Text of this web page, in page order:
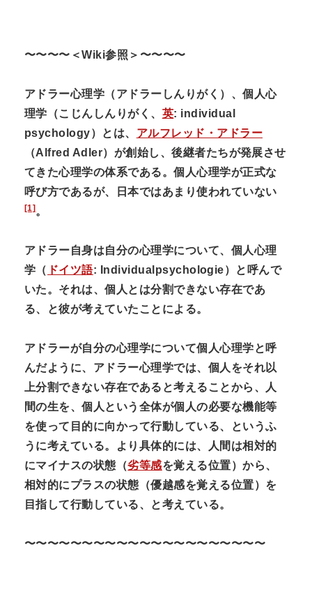
〜〜〜〜＜Wiki参照＞〜〜〜〜
アドラー心理学 （アドラーしんりがく）、個人心
理学 （こじんしんりがく、 英: individual
psychology）とは、 アルフレッド・アドラー
（Alfred Adler）が創始し、後継者たちが発展させ
てきた心理学の体系である。個人心理学が正式な
呼び方であるが、日本ではあまり使われていない
[1]。
アドラー自身は自分の心理学について、個人心理
学（ ドイツ語:
Individualpsychologie）と呼んで
いた。それは、個人とは分割できない存在であ
る、と彼が考えていたことによる。
アドラーが自分の心理学について個人心理学と呼
んだように、アドラー心理学では、個人をそれ以
上分割できない存在であると考えることから、人
間の生を、個人という全体が個人の必要な機能等
を使って目的に向かって行動している、というふ
うに考えている。より具体的には、人間は相対的
にマイナスの状態（劣等感を覚える位置）から、
相対的にプラスの状態（優越感を覚える位置）を
目指して行動している、と考えている。
〜〜〜〜〜〜〜〜〜〜〜〜〜〜〜〜〜〜〜〜〜